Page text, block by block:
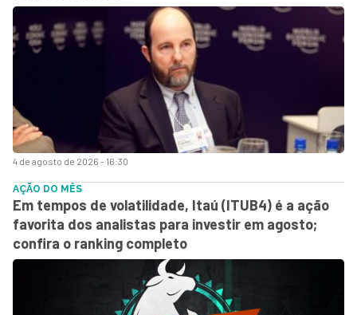
4 de agosto de 2026 - 16:30
AÇÃO DO MÊS
Em tempos de volatilidade, Itaú (ITUB4) é a ação
favorita dos analistas para investir em agosto;
confira o ranking completo